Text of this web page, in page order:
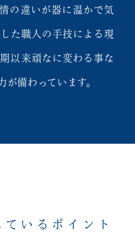
の違いが器に温かで気
た職人の手技による現
以来頑なに変わる事な
備わっています。
いるポイント